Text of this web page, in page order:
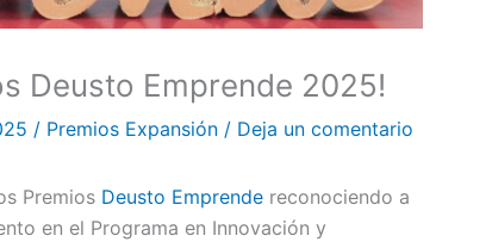
Deusto Emprende 2025!
/ Premios Expansión/ Deja un comentario
PremiosDeusto Emprendereconociendo a
en el Programa en Innovación y